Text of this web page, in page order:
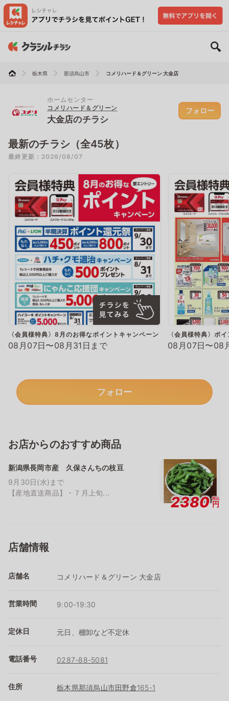
栃木県 那須烏山市 コメリハード＆グリーン 大金店
ホームセンター
コメリハード＆グリーン
大金店のチラシ
フォロー
最新のチラシ（全45枚）
最終更新：2026/08/07
〈会員様特典〉8月のお得なポイントキャンペーン
08月07日〜08月31日まで
〈会員様特典〉ポ
08月07日〜08
フォロー
お店からのおすすめ商品
新潟県長岡市産 久保さんちの枝豆
9月30日(水)まで
【産地直送商品】・７月上旬...
2380 税込
円
店舗情報
店舗名 コメリハード＆グリーン 大金店
営業時間 9:00-19:30
定休日 元日、棚卸など不定休
電話番号 0287-88-5081
住所 栃木県那須烏山市田野倉165-1